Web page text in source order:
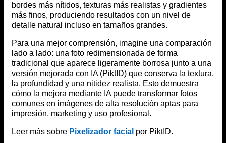
bordes más nítidos, texturas más realistas y gradientes
más finos, produciendo resultados con un nivel de
detalle natural incluso en tamaños grandes.
Para una mejor comprensión, imagine una comparación
lado a lado: una foto redimensionada de forma
tradicional que aparece ligeramente borrosa junto a una
versión mejorada con IA (PiktID) que conserva la textura,
la profundidad y una nitidez realista. Esto demuestra
cómo la mejora mediante IA puede transformar fotos
comunes en imágenes de alta resolución aptas para
impresión, marketing y uso profesional.
Leer más sobre Pixelizador facial por PiktID.